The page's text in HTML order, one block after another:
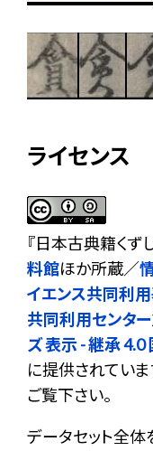
ライセンス
『日本古典籍くず
料館ほか所蔵／
イエンス共同利
共同利用センター
ズ 表示 - 継承 4.0
に提供されていま
ご覧下さい。
データセット全